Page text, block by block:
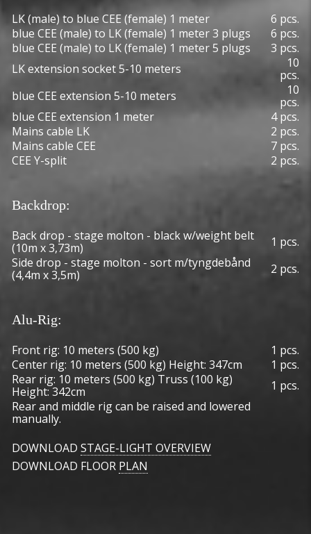
LK (male) to blue CEE (female) 1 meter
6 pcs.
blue CEE (male) to LK (female) 1 meter 3 plugs
6 pcs.
blue CEE (male) to LK (female) 1 meter 5 plugs
3 pcs.
LK extension socket 5-10 meters
10
pcs.
blue CEE extension 5-10 meters
10
pcs.
blue CEE extension 1 meter
4 pcs.
Mains cable LK
2 pcs.
Mains cable CEE
7 pcs.
CEE Y-split
2 pcs.
Backdrop:
Back drop - stage molton - black w/weight belt
(10m x 3,73m)
1 pcs.
Side drop - stage molton - sort m/tyngdebånd
(4,4m x 3,5m)
2 pcs.
Alu-Rig:
Front rig: 10 meters (500 kg)
1 pcs.
Center rig: 10 meters (500 kg) Height: 347cm
1 pcs.
Rear rig: 10 meters (500 kg) Truss (100 kg)
Height: 342cm
1 pcs.
Rear and middle rig can be raised and lowered
manually.
DOWNLOAD STAGE-LIGHT OVERVIEW
DOWNLOAD FLOOR PLAN